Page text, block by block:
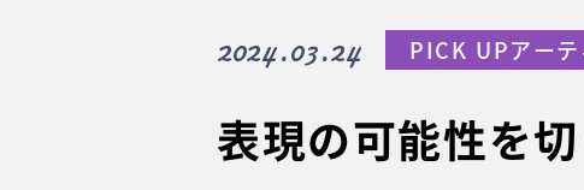
表現の可能性を
2024.03.24 PICK UPアーテ